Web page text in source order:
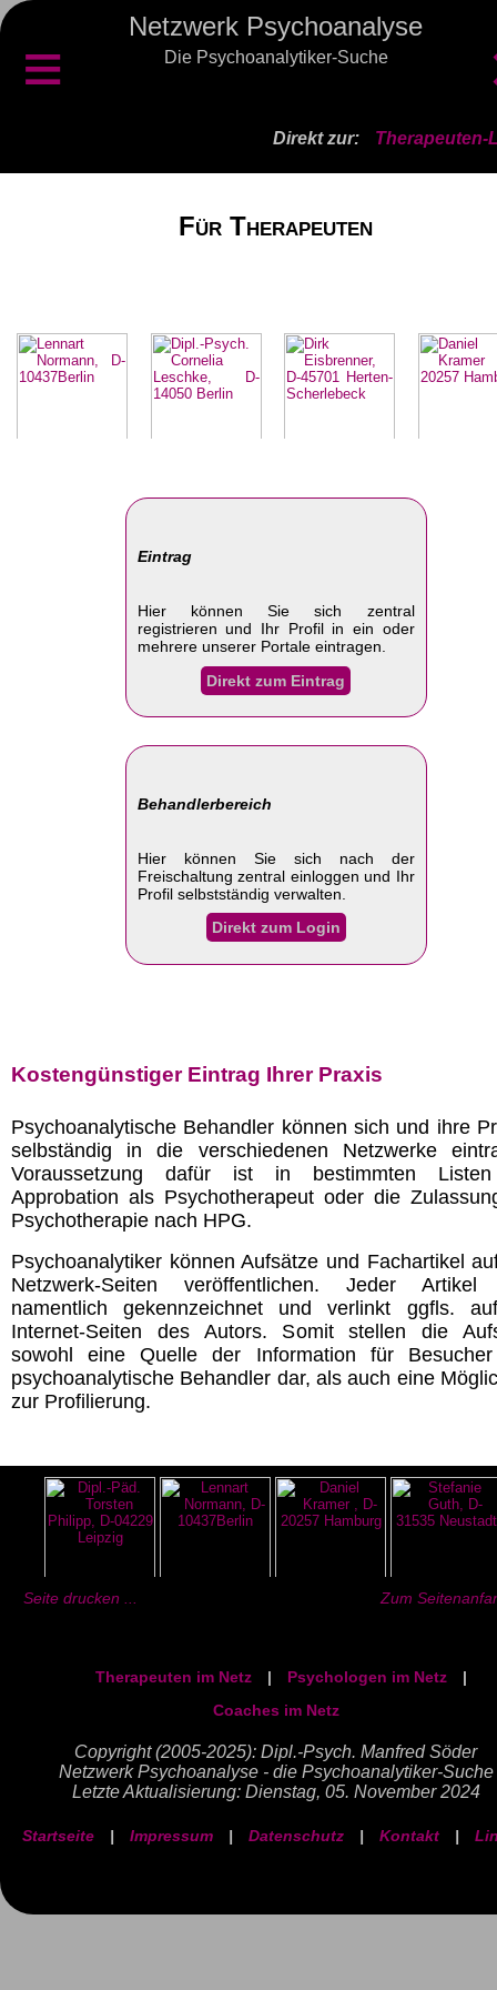
Netzwerk Psychoanalyse
Die Psychoanalytiker-Suche
≡
Direkt zur: Therapeuten-
Für Therapeuten
Eintrag
Hier können Sie sich zentral
registrieren und Ihr Profil in ein oder
mehrere unserer Portale eintragen.
Direkt zum Eintrag
Behandlerbereich
Hier können Sie sich nach der
Freischaltung zentral einloggen und Ihr
Profil selbstständig verwalten.
Direkt zum Login
Kostengünstiger Eintrag Ihrer Praxis
Psychoanalytische Behandler können sich und ihre
selbständig in die verschiedenen Netzwerke
Voraussetzung dafür ist in bestimmten
Approbation als Psychotherapeut oder die
Psychotherapie nach HPG.
Psychoanalytiker können Aufsätze und Fachartikel
Netzwerk-Seiten veröffentlichen. Jeder Artikel
namentlich gekennzeichnet und verlinkt ggfls.
Internet-Seiten des Autors. Somit stellen die
sowohl eine Quelle der Information für
psychoanalytische Behandler dar, als auch eine
zur Profilierung.
Seite drucken ... Zum
Therapeuten im Netz | Psychologen im Netz
|
Coaches im Netz
Copyright (2005-2025): Dipl.-Psych. Manfred Söder
Netzwerk Psychoanalyse - die Psychoanalytiker-Suche
Letzte Aktualisierung: Dienstag, 05. November 2024
Startseite | Impressum | Datenschutz | Kontakt |